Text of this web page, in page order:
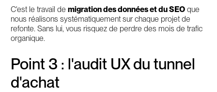
C'est le travail demigration des données et du SEO que
nous réalisons systématiquement sur chaque projet de
refonte. Sans lui, vous risquez de perdre des mois de trafic
organique.
Point 3 : l'audit UX du tunnel
d'achat